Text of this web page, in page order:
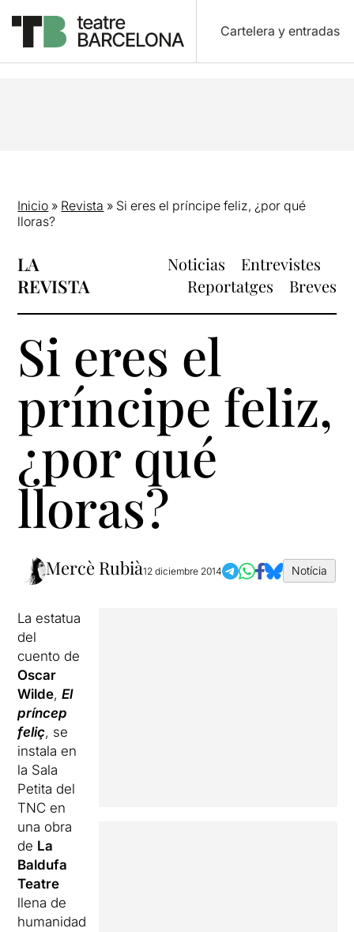
Cartelera y entradas
Inicio » Revista » Si eres el príncipe feliz, ¿por qué
lloras?
LA
REVISTA
Noticias
Entrevistes
Reportatges
Breves
Si eres el
príncipe feliz,
¿por qué
lloras?
Mercè Rubià12 diciembre 2014 Notícia
La estatua
del
cuento de
Oscar
Wilde, El
príncep
feliç, se
instalaen
la Sala
Petita del
TNC en
una obra
de La
Baldufa
Teatre
llena de
humanidad